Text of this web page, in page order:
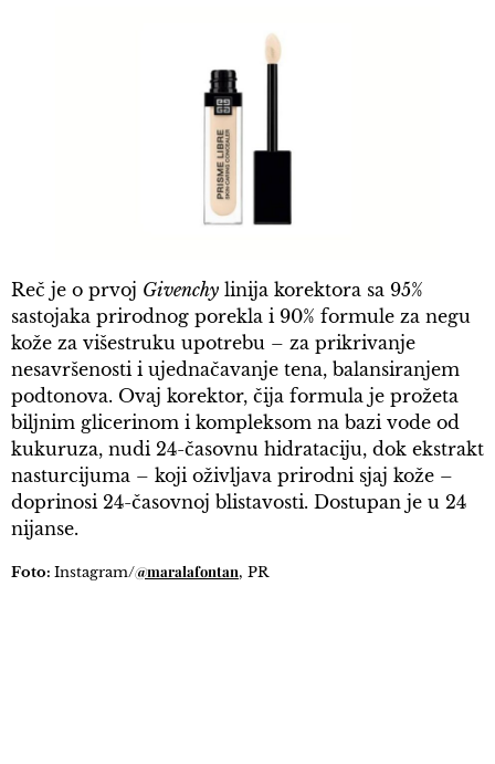
Reč je o prvoj Givenchy linija korektora sa 95%
sastojaka prirodnog porekla i 90% formule za negu
kože za višestruku upotrebu – za prikrivanje
nesavršenosti i ujednačavanje tena, balansiranjem
podtonova. Ovaj korektor, čija formula je prožeta
biljnim glicerinom i kompleksom na bazi vode od
kukuruza, nudi 24-časovnu hidrataciju, dok ekstrakt
nasturcijuma – koji oživljava prirodni sjaj kože –
doprinosi 24-časovnoj blistavosti. Dostupan je u 24
nijanse.
Foto: Instagram/@maralafontan, PR